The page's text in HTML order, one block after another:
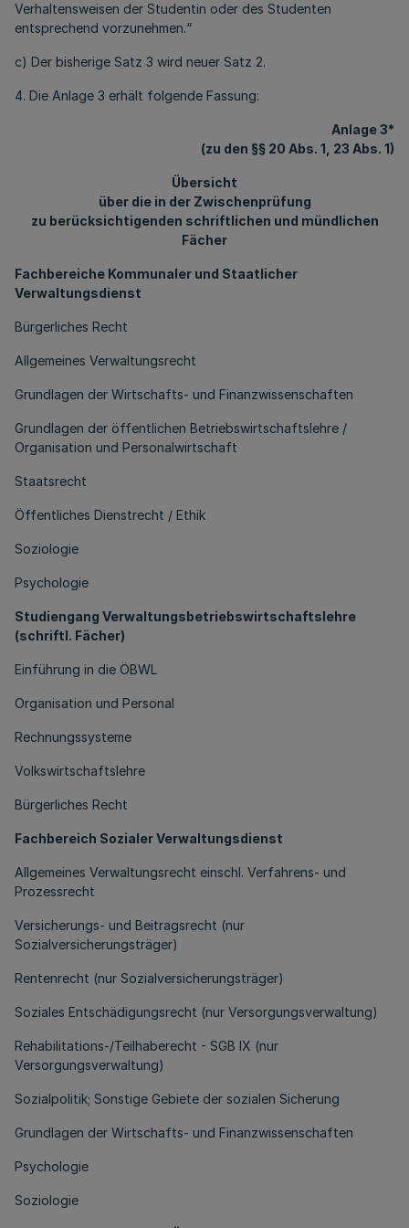
Verhaltensweisen der Studentin oder des Studenten
entsprechend vorzunehmen.“
c) Der bisherige Satz 3 wird neuer Satz 2.
4. Die Anlage 3 erhält folgende Fassung:
Anlage 3*
(zu den §§ 20 Abs. 1, 23 Abs. 1)
Übersicht
über die in der Zwischenprüfung
zu berücksichtigenden schriftlichen und mündlichen
Fächer
Fachbereiche Kommunaler und Staatlicher
Verwaltungsdienst
Bürgerliches Recht
Allgemeines Verwaltungsrecht
Grundlagen der Wirtschafts- und Finanzwissenschaften
Grundlagen der öffentlichen Betriebswirtschaftslehre /
Organisation und Personalwirtschaft
Staatsrecht
Öffentliches Dienstrecht / Ethik
Soziologie
Psychologie
Studiengang Verwaltungsbetriebswirtschaftslehre
(schriftl. Fächer)
Einführung in die ÖBWL
Organisation und Personal
Rechnungssysteme
Volkswirtschaftslehre
Bürgerliches Recht
Fachbereich Sozialer Verwaltungsdienst
Allgemeines Verwaltungsrecht einschl. Verfahrens- und
Prozessrecht
Versicherungs- und Beitragsrecht (nur
Sozialversicherungsträger)
Rentenrecht (nur Sozialversicherungsträger)
Soziales Entschädigungsrecht (nur Versorgungsverwaltung)
Rehabilitations-/Teilhaberecht - SGB IX (nur
Versorgungsverwaltung)
Sozialpolitik; Sonstige Gebiete der sozialen Sicherung
Grundlagen der Wirtschafts- und Finanzwissenschaften
Psychologie
Soziologie